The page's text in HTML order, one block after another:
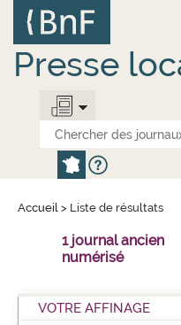
contenu
principal
Presse
Accueil > Liste de résultats
1 journal ancien
numérisé
VOTRE AFFINAGE
Panneau de gestion des cookies